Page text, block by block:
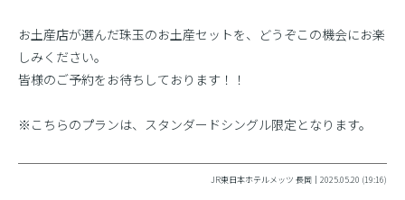
お土産店が選んだ珠玉のお土産セットを、どうぞこの機会にお楽
しみください。
皆様のご予約をお待ちしております！！
※こちらのプランは、スタンダードシングル限定となります。
JR東日本ホテルメッツ 長岡｜2025.05.20 (19:16)